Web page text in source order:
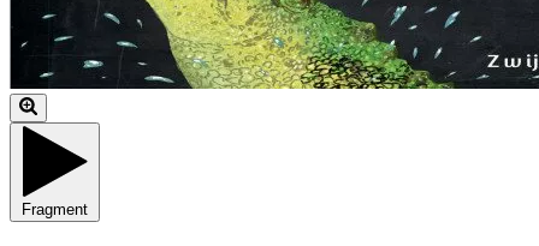
Fragment